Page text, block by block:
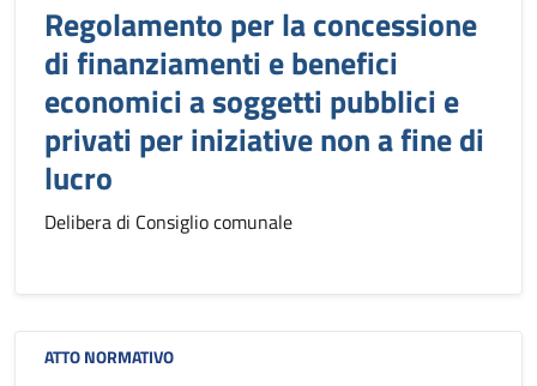
Regolamento per la concessione
di finanziamenti e benefici
economici a soggetti pubblici e
privati per iniziative non a fine di
lucro
Delibera di Consiglio comunale
ATTO NORMATIVO